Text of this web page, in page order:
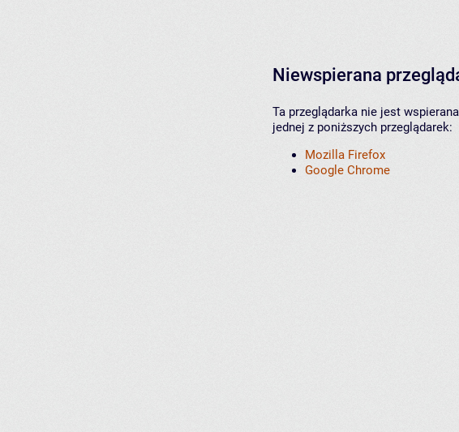
Niewspierana
Ta przeglądarka nie jest
jednej z poniższych przeglądarek:
Mozilla Firefox
Google Chrome